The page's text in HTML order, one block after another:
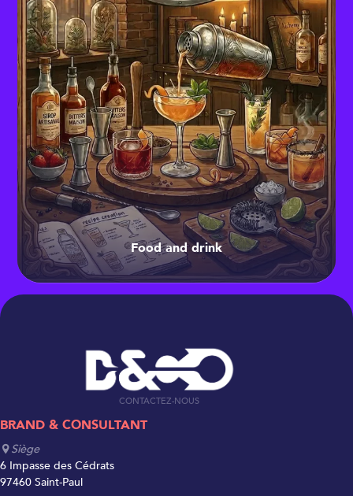
Food and drink
CONTACTEZ-NOUS
BRAND & CONSULTANT
Siège
6 Impasse des Cédrats
97460 Saint-Paul